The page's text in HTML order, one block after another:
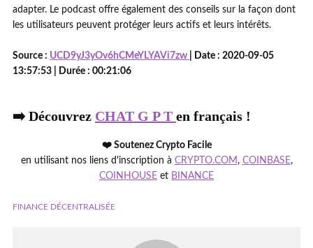
adapter. Le podcast offre également des conseils sur la façon dont
les utilisateurs peuvent protéger leurs actifs et leurs intérêts.
Source : UCD9yJ3yOv6hCMeYLYAVi7zw
| Date : 2020-09-05
13:57:53 | Durée : 00:21:06
➡️ Découvrez CHAT G P T en français !
❤️ Soutenez Crypto Facile
en utilisant nos liens d'inscription à CRYPTO.COM, COINBASE,
COINHOUSE et BINANCE
FINANCE DÉCENTRALISÉE